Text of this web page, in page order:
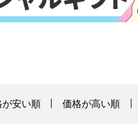
が安い順 価格が高い順